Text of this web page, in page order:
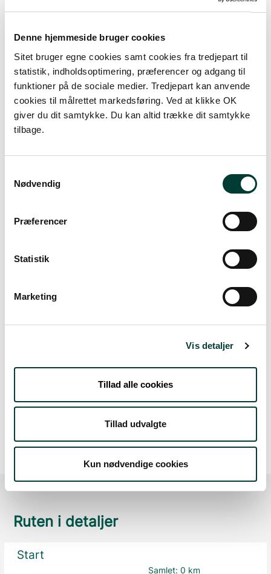
Denne hjemmeside bruger cookies
Sitet bruger egne cookies samt cookies fra tredjepart til
statistik, indholdsoptimering, præferencer og adgang til
funktioner på de sociale medier. Tredjepart kan anvende
cookies til målrettet markedsføring. Ved at klikke OK
giver du dit samtykke. Du kan altid trække dit samtykke
tilbage.
Nødvendig
Præferencer
Statistik
Marketing
Vis detaljer
Tillad alle cookies
Tillad udvalgte
Kun nødvendige cookies
Ruten i detaljer
Start
Samlet: 0 km